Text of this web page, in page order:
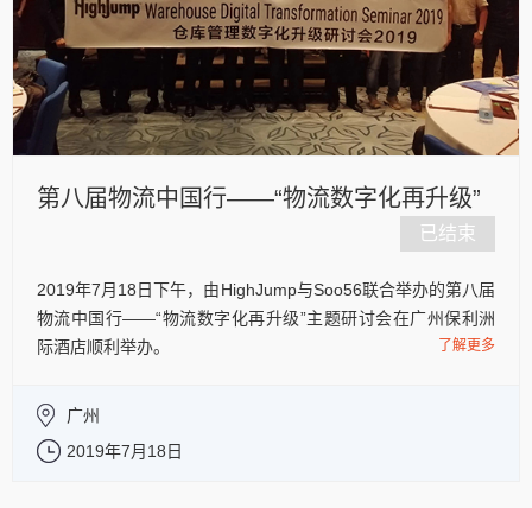
第八届物流中国行——“物流数字化再升级”
已结束
2019年7月18日下午，由HighJump与Soo56联合举办的第八届
物流中国行——“物流数字化再升级”主题研讨会在广州保利洲
际酒店顺利举办。
了解更多
广州
2019年7月18日